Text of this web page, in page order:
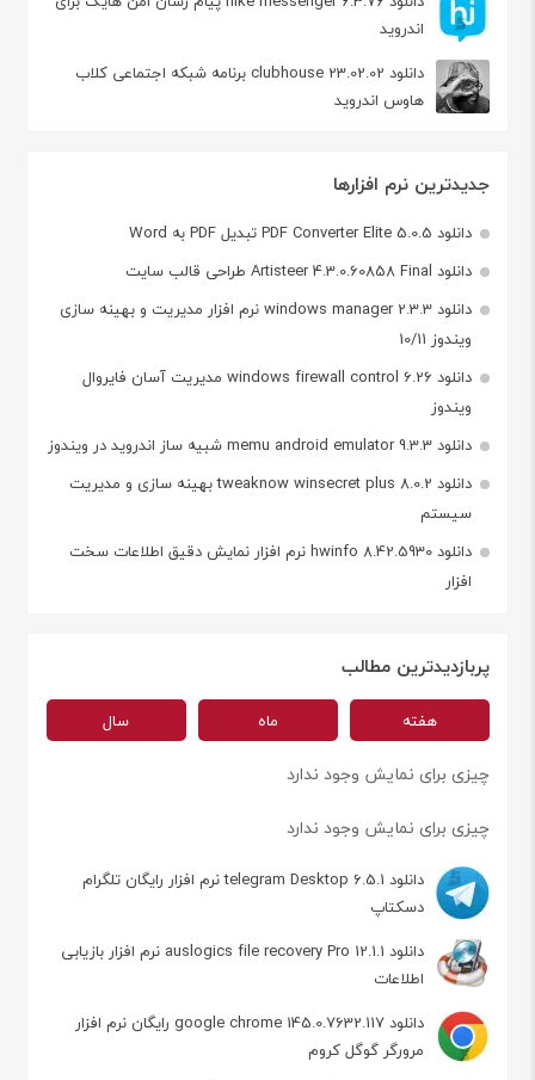
اندروید
دانلود clubhouse 23.02.02 برنامه شبکه اجتماعی کلاب
هاوس اندروید
جدیدترین نرم افزارها
دانلود PDF Converter Elite 5.0.5 تبدیل PDF به Word
دانلود Artisteer 4.3.0.60858 Final طراحی قالب سایت
دانلود windows manager 2.3.3 نرم افزار مدیریت و بهینه سازی
ویندوز 10/11
دانلود windows firewall control 6.26 مدیریت آسان فایروال
ویندوز
دانلود memu android emulator 9.3.3 شبیه ساز اندروید در ویندوز
دانلود tweaknow winsecret plus 8.0.2 بهینه سازی و مدیریت
سیستم
دانلود hwinfo 8.42.5930 نرم افزار نمایش دقیق اطلاعات سخت
افزار
پربازدیدترین مطالب
هفته ماه سال
چیزی برای نمایش وجود ندارد
چیزی برای نمایش وجود ندارد
دانلود telegram Desktop 6.5.1 نرم افزار رایگان تلگرام
دسکتاپ
دانلود auslogics file recovery Pro 12.1.1 نرم افزار بازیابی
اطلاعات
دانلود google chrome 145.0.7632.117 رایگان نرم افزار
مرورگر گوگل کروم